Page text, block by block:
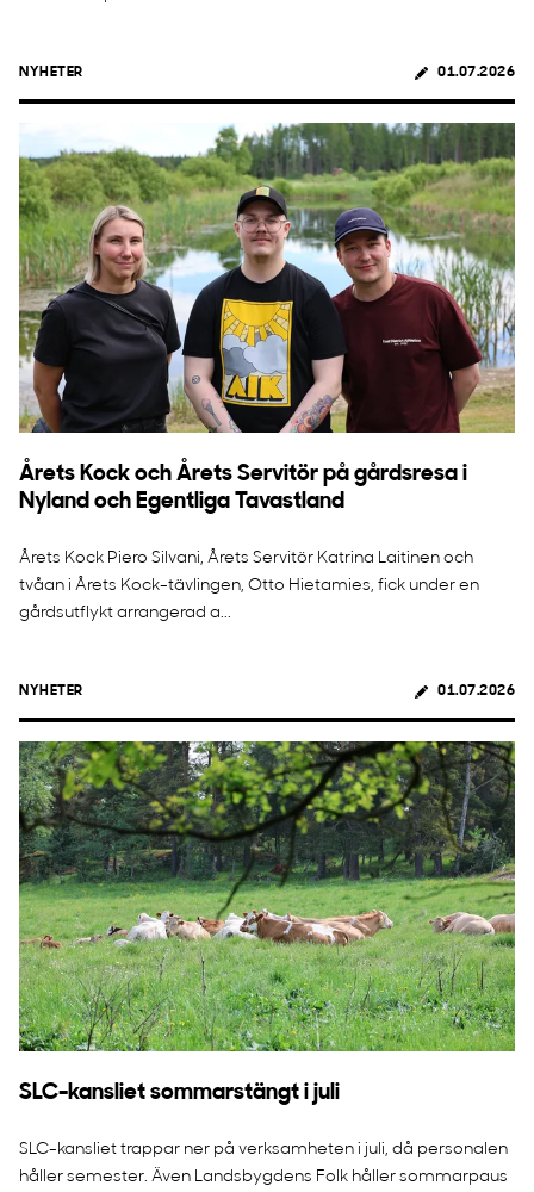
NYHETER 01.07.2026
Årets Kock och Årets Servitör på gårdsresa i
Nyland och Egentliga Tavastland
Årets Kock Piero Silvani, Årets Servitör Katrina Laitinen och
tvåan i Årets Kock-tävlingen, Otto Hietamies, fick under en
gårdsutflykt arrangerad a...
NYHETER 01.07.2026
SLC-kansliet sommarstängt i juli
SLC-kansliet trappar ner på verksamheten i juli, då personalen
håller semester. Även Landsbygdens Folk håller sommarpaus